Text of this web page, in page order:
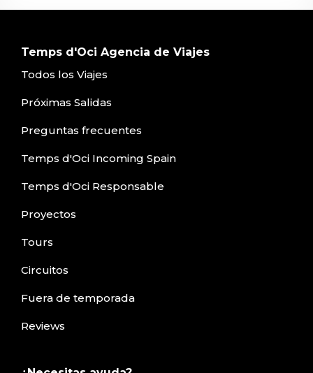
Temps d'Oci Agencia de Viajes
Todos los Viajes
Próximas Salidas
Preguntas frecuentes
Temps d'Oci Incoming Spain
Temps d'Oci Responsable
Proyectos
Tours
Circuitos
Fuera de temporada
Reviews